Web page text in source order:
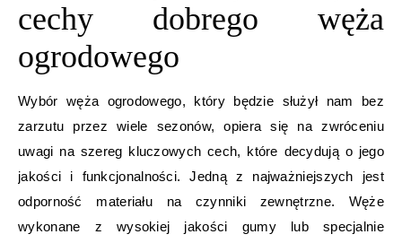
cechy dobrego węża
ogrodowego
Wybór węża ogrodowego, który będzie służył nam bez
zarzutu przez wiele sezonów, opiera się na zwróceniu
uwagi na szereg kluczowych cech, które decydują o jego
jakości i funkcjonalności. Jedną z najważniejszych jest
odporność materiału na czynniki zewnętrzne. Węże
wykonane z wysokiej jakości gumy lub specjalnie